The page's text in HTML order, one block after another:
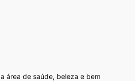
área de saúde, beleza e bem